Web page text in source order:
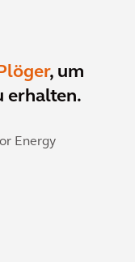
, um
erhalten.
Energy